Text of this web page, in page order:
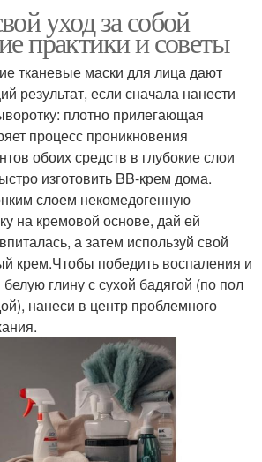
уход за собой
практики и советы
тканевые маски для лица дают
результат, если сначала нанести
плотно прилегающая
процесс проникновения
обоих средств в глубокие слои
изготовить BB-крем дома.
слоем некомедогенную
на кремовой основе, дай ей
а затем используй свой
крем.Чтобы победить воспаления и
глину с сухой бадягой (по пол
нанеси в центр проблемного